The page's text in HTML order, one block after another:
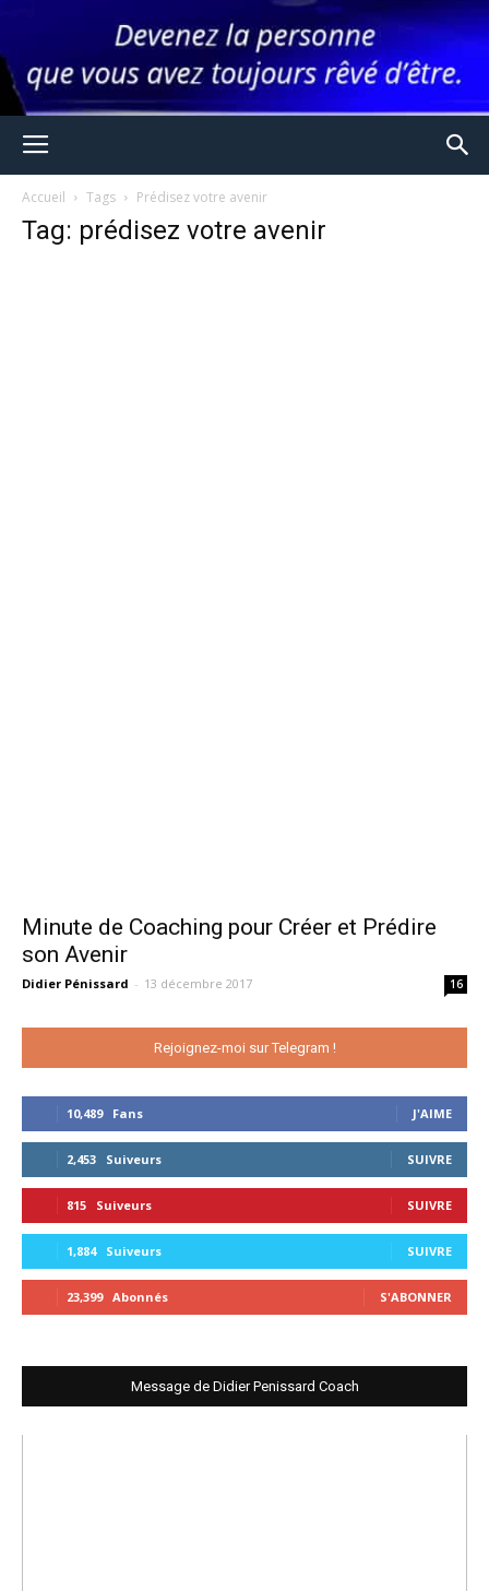
Accueil Tags Prédisez votre avenir
Tag: prédisez votre avenir
Minute de Coaching pour Créer et Prédire
son Avenir
Didier Pénissard - 13 décembre 2017 16
Rejoignez-moi sur Telegram !
10,489 Fans J'AIME
2,453 Suiveurs SUIVRE
815 Suiveurs SUIVRE
1,884 Suiveurs SUIVRE
23,399 Abonnés S'ABONNER
Message de Didier Penissard Coach